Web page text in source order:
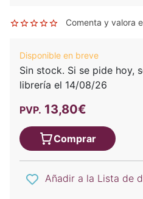
Comenta y valora
Disponible en breve
Sin stock. Si se pide hoy,
librería el 14/08/26
PVP. 13,80€
Comprar
Añadir a la Lista de